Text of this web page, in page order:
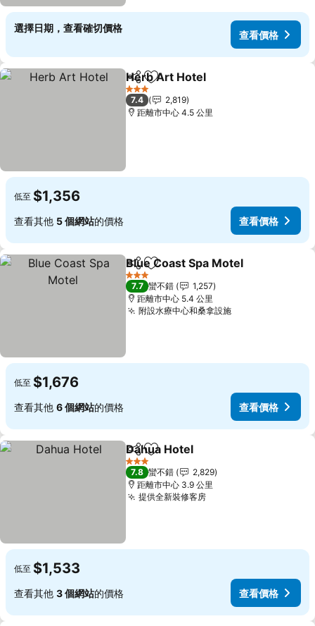
選擇日期，查看確切價格
查看價格
分享 加入我的最愛
Herb Art Hotel
3 星級
7.4
2,819
距離市中心 4.5 公里
低至 $1,356
查看其他 5 個網站的價格 查看價格
分享 加入我的最愛
Blue Coast Spa Motel
3 星級
7.7 蠻不錯
1,257
距離市中心 5.4 公里
附設水療中心和桑拿設施查看價格
低至 $1,676
查看其他 6 個網站的價格 查看價格
分享 加入我的最愛
Dahua Hotel
3 星級
7.8 蠻不錯
2,829
距離市中心 3.9 公里
提供全新裝修客房查看價格
低至 $1,533
查看其他 3 個網站的價格 查看價格